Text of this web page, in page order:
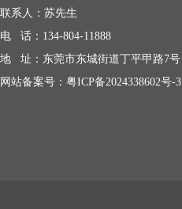
联系人：苏先生
电 话：134-804-11888
地 址：东莞市东城街道丁平甲路7号
网站备案号： 粤ICP备2024338602号-3